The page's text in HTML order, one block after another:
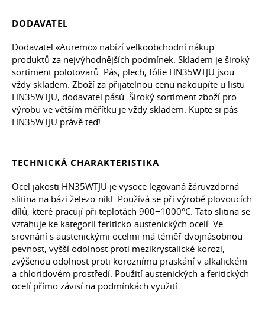
DODAVATEL
Dodavatel «Auremo» nabízí velkoobchodní nákup
produktů za nejvýhodnějších podmínek. Skladem je široký
sortiment polotovarů. Pás, plech, fólie HN35WTJU jsou
vždy skladem. Zboží za přijatelnou cenu nakoupíte u listu
HN35WTJU, dodavatel pásů. Široký sortiment zboží pro
výrobu ve větším měřítku je vždy skladem. Kupte si pás
HN35WTJU právě teď!
TECHNICKÁ CHARAKTERISTIKA
Ocel jakosti HN35WTJU je vysoce legovaná žáruvzdorná
slitina na bázi železo-nikl. Používá se při výrobě plovoucích
dílů, které pracují při teplotách 900−1000°C. Tato slitina se
vztahuje ke kategorii feriticko-austenických ocelí. Ve
srovnání s austenickými ocelmi má téměř dvojnásobnou
pevnost, vyšší odolnost proti mezikrystalické korozi,
zvýšenou odolnost proti koroznímu praskání v alkalickém
a chloridovém prostředí. Použití austenických a feritických
ocelí přímo závisí na podmínkách využití.